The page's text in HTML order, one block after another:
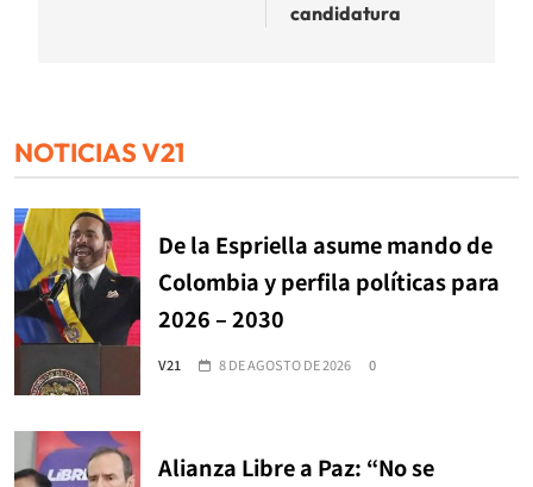
candidatura
NOTICIAS V21
De la Espriella asume mando de
Colombia y perfila políticas para
2026 – 2030
V21 8 DE AGOSTO DE 2026 0
Alianza Libre a Paz: “No se